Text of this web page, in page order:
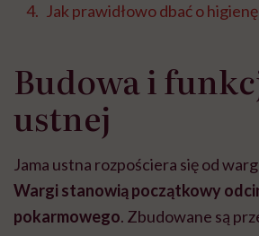
Jak prawidłowo dbać o
Budowa i
ustnej
Jama ustna rozpościera się od
Wargi stanowią początkowy
pokarmowego. Zbudowane są